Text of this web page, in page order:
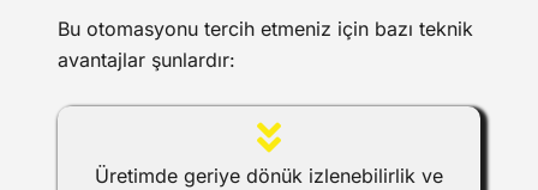
Bu otomasyonu tercih etmeniz için bazı teknik
avantajlar şunlardır:
Üretimde geriye dönük izlenebilirlik ve